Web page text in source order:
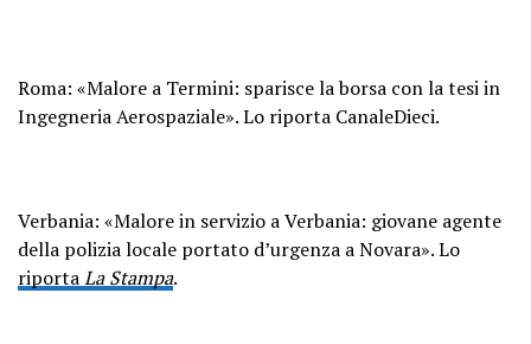
Roma: «Malore a Termini: sparisce la borsa con la tesi in
Ingegneria Aerospaziale». Lo riporta CanaleDieci.
Verbania: «Malore in servizio a Verbania: giovane agente
della polizia locale portato d’urgenza a Novara». Lo
riportaLa Stampa.